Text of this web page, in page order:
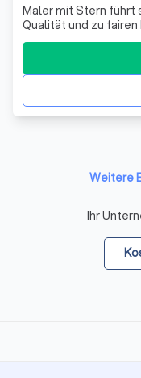
Maler mit Stern führt
Qualität und zu fairen
Weitere
Ihr